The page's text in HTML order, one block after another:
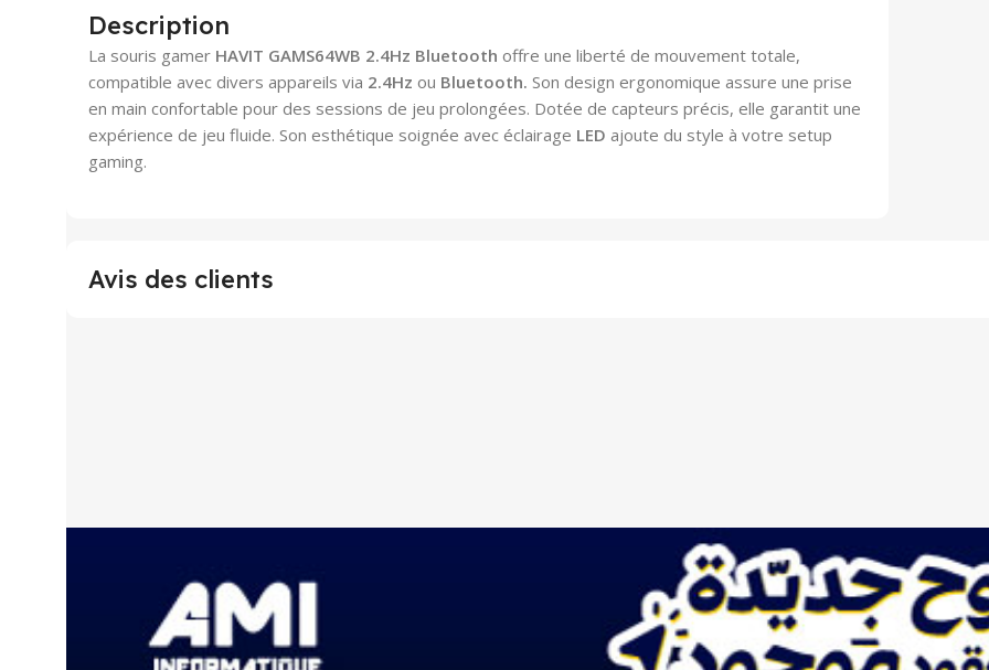
Description
La souris gamer HAVIT GAMS64WB 2.4Hz Bluetooth offre une liberté de mouvement totale,
compatible avec divers appareils via 2.4Hz ou Bluetooth. Son design ergonomique assure une prise
en main confortable pour des sessions de jeu prolongées. Dotée de capteurs précis, elle garantit une
expérience de jeu fluide. Son esthétique soignée avec éclairage LED ajoute du style à votre setup
gaming.
Avis des clients